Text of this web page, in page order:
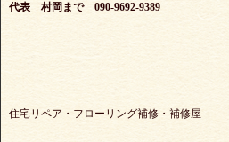
代表 村岡まで 090-9692-9389
住宅リペア・フローリング補修・補修屋